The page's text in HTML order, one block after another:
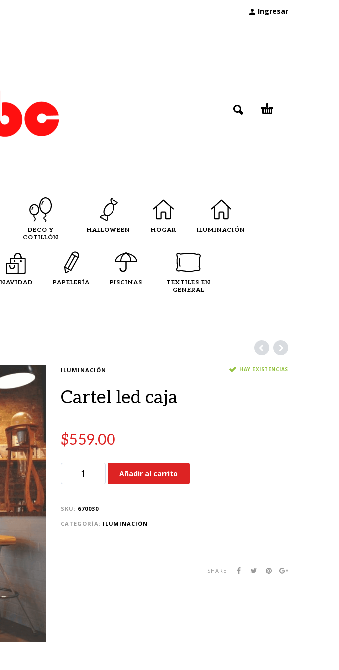
Ingresar
DECO Y
COTILLÓN
HALLOWEEN HOGAR ILUMINACIÓN
NAVIDAD PAPELERÍA PISCINAS
TEXTILES EN
GENERAL
ILUMINACIÓN HAY EXISTENCIAS
Cartel led caja
$559.00
Añadir al carrito
SKU: 670030
CATEGORÍA: ILUMINACIÓN
SHARE